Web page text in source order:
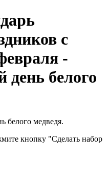
с
-
белого
белого медведя.
кнопку "Сделать набор